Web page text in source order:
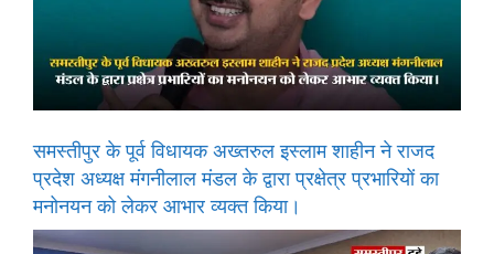
समस्तीपुर के पूर्व विधायक अख्तरुल इस्लाम शाहीन ने राजद
प्रदेश अध्यक्ष मंगनीलाल मंडल के द्वारा प्रक्षेत्र प्रभारियों का
मनोनयन को लेकर आभार व्यक्त किया।